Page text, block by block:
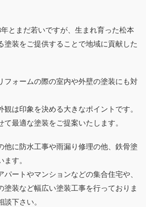
とまだ若いですが、生まれ育った松本
塗装をご提供することで地域に貢献した
フォームの際の室内や外壁の塗装にも対
観は印象を決める大きなポイントです。
最適な塗装をご提案いたします。
他に防水工事や雨漏り修理の他、鉄骨塗
す。
ートやマンションなどの集合住宅や、
塗装など幅広い塗装工事を行っておりま
下さい。